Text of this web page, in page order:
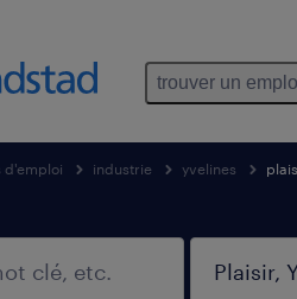
trouver un
d'emploi industrie yvelines